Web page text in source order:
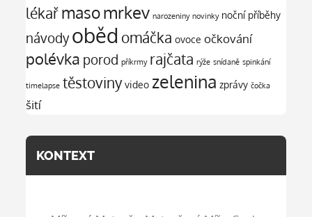
lékařmasomrkev narozeniny novinky noční příběhy
návodyoběd omáčka ovoce očkování
polévka porod příkrmy rajčata rýže snídaně spinkání
timelapse těstoviny video zelenina zprávy čočka
šití
KONTEXT